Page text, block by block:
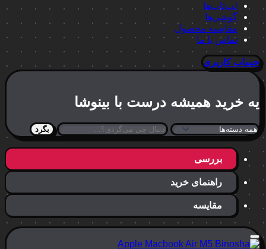
لپ‌تاپ‌ها
گوشی‌ها
مقایسه محصول
تماس با ما
حساب کاربری
یه خرید همیشه درست با بینوشا
بگرد
بررسی
راهنمای خرید
مقایسه